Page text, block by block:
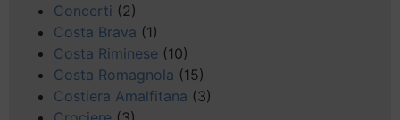
Concerti (2)
Costa Brava (1)
Costa Riminese (10)
Costa Romagnola (15)
Costiera Amalfitana (3)